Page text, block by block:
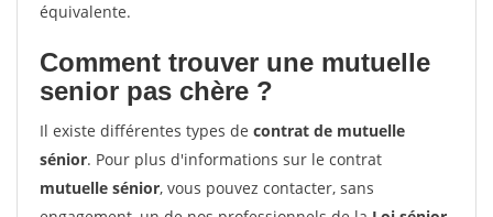
équivalente.
Comment trouver une mutuelle
senior pas chère ?
Il existe différentes types de contrat de mutuelle
sénior. Pour plus d'informations sur le contrat
mutuelle sénior, vous pouvez contacter, sans